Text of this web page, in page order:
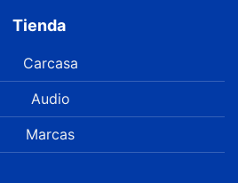
Tienda
Carcasa
Audio
Marcas